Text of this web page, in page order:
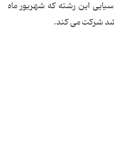
این رشته که شهریور ماه
شد شرکت می کند.